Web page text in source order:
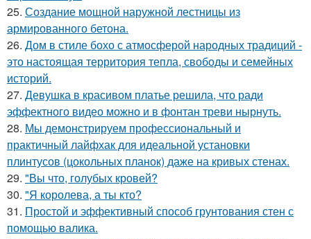
25. Создание мощной наружной лестницы из
армированного бетона.
26. Дом в стиле бохо с атмосферой народных традиций -
это настоящая территория тепла, свободы и семейных
историй.
27. Девушка в красивом платье решила, что ради
эффектного видео можно и в фонтан треви нырнуть.
28. Мы демонстрируем профессиональный и
практичный лайфхак для идеальной установки
плинтусов (цокольных планок) даже на кривых стенах.
29. "Вы что, голубых кровей?
30. "Я королева, а ты кто?
31. Простой и эффективный способ грунтования стен с
помощью валика.